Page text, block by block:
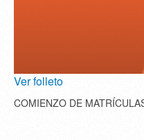
Ver folleto
COMIENZO DE